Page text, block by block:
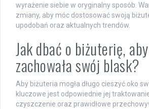
wyrażenie siebie w oryginalny sposób.
zmiany, aby móc dostosować swoją
upodobań oraz aktualnych trendów.
Jak dbać o biżuterię,
zachowała swój blask?
Aby biżuteria mogła długo cieszyć oko
kluczowe jest odpowiednie jej
czyszczenie oraz prawidłowe